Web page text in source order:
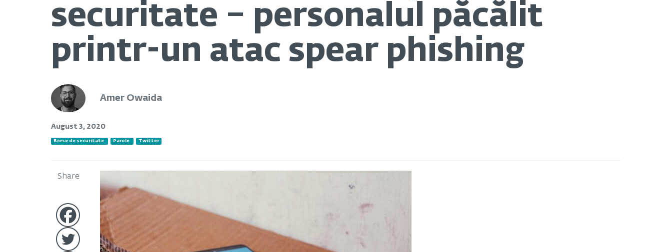
securitate – personalul păcălit
printr-un atac spear phishing
Amer Owaida
August 3, 2020
Brese de securitate Parole Twitter
Share